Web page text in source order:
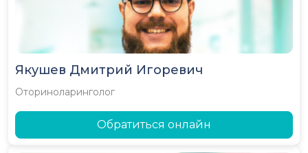
Якушев Дмитрий Игоревич
Оториноларинголог
Обратиться онлайн